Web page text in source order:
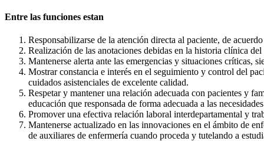
Entre las funciones estan
Responsabilizarse de la atención directa al paciente, de
Realización de las anotaciones debidas en la historia clínica del
Mantenerse alerta ante las emergencias y situaciones críticas,
Mostrar constancia e interés en el seguimiento y control del
cuidados asistenciales de excelente calidad.
Respetar y mantener una relación adecuada con pacientes y
educación que responsada de forma adecuada a las
Promover una efectiva relación laboral interdepartamental y
Mantenerse actualizado en las innovaciones en el ámbito de
de auxiliares de enfermería cuando proceda y tutelando a